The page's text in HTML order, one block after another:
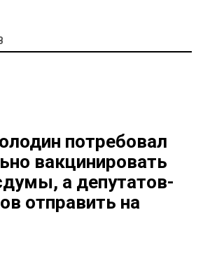
потребовал
вакцинировать
а депутатов-
отправить на